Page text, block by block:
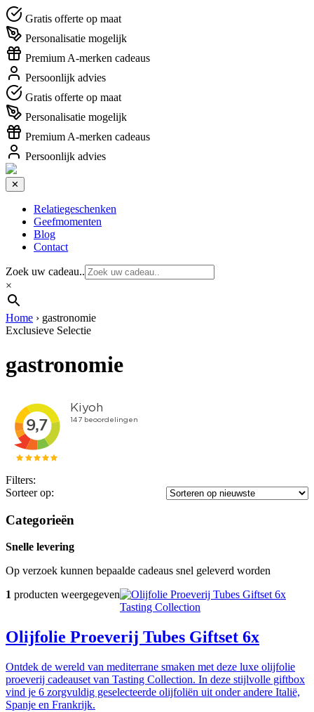
Gratis offerte op maat
Personalisatie mogelijk
Premium A-merken cadeaus
Persoonlijk advies
Gratis offerte op maat
Personalisatie mogelijk
Premium A-merken cadeaus
Persoonlijk advies
✕
Relatiegeschenken
Geefmomenten
Blog
Contact
Zoek uw cadeau..
×
Home › gastronomie
Exclusieve Selectie
gastronomie
Filters:
Sorteer op:
Categorieën
Snelle levering
Op verzoek kunnen bepaalde cadeaus snel geleverd worden
1 producten weergegeven
Tasting Collection
Olijfolie Proeverij Tubes Giftset 6x
Ontdek de wereld van mediterrane smaken met deze luxe olijfolie
proeverij cadeauset van Tasting Collection. In deze stijlvolle giftbox
vind je 6 zorgvuldig geselecteerde olijfoliën uit onder andere Italië,
Spanje en Frankrijk.